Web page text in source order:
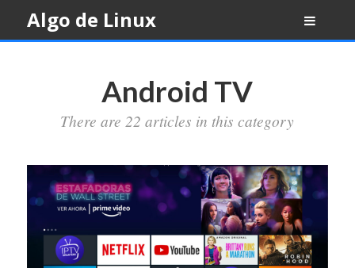
content
Algo de Linux
Android TV
There are 22 articles in this category